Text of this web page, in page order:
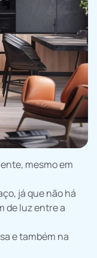
mesmo em
já que não há
de luz entre a
e também na